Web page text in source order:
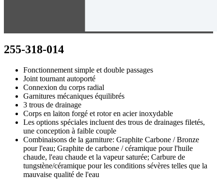
255-318-014
Fonctionnement simple et double passages
Joint tournant autoporté
Connexion du corps radial
Garnitures mécaniques équilibrés
3 trous de drainage
Corps en laiton forgé et rotor en acier inoxydable
Les options spéciales incluent des trous de drainages filetés,
une conception à faible couple
Combinaisons de la garniture: Graphite Carbone / Bronze
pour l'eau; Graphite de carbone / céramique pour l'huile
chaude, l'eau chaude et la vapeur saturée; Carbure de
tungstène/céramique pour les conditions sévères telles que la
mauvaise qualité de l'eau